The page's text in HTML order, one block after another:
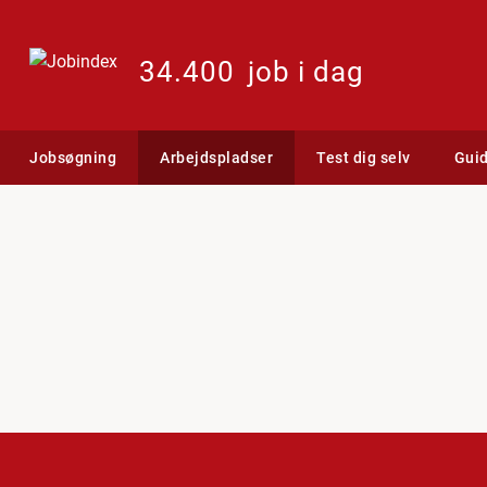
34.400 job i dag
Jobsøgning Arbejdspladser Test dig selv